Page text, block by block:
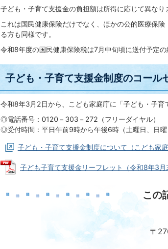
子ども・子育て支援金の負担額は所得に応じて異なり
これは国民健康保険だけでなく、ほかの公的医療保
る方も同様です。
令和8年度の国民健康保険税は7月中旬頃に送付予定
子ども・子育て支援金制度のコール
令和8年3月2日から、こども家庭庁に「子ども・子育
◎電話番号：0120－303－272（フリーダイヤル）
◎受付時間：平日午前9時から午後6時（土曜日、日曜
子ども・子育て支援金制度について（こども家庭
子ども子育て支援金リーフレット（令和8年3
この
〒